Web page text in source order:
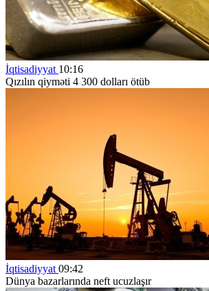
İqtisadiyyat 10:16
Qızılın qiyməti 4 300 dolları ötüb
İqtisadiyyat 09:42
Dünya bazarlarında neft ucuzlaşır